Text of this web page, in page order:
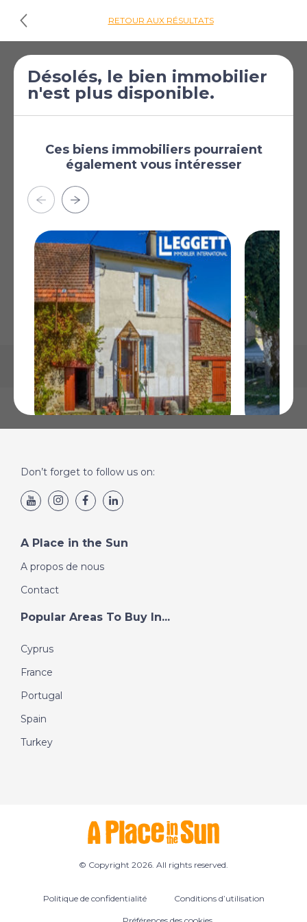
RETOUR AUX RÉSULTATS
Maison de 3
chambres à vendre
Saint-Dizier-Masbaraud,
Creuse, Limousin, France
€49 600
AFFICHER SUR LA CARTE
La carte peut ne pas indiquer l'emplacement exact
Désolés, le bien immobilier
n'est plus disponible.
Ces biens immobiliers pourraient
également vous intéresser
€39 600
Plus de Détails
Don’t forget to follow us on:
A Place in the Sun
A propos de nous
Contact
Popular Areas To Buy In...
Cyprus
France
Portugal
Spain
Turkey
© Copyright 2026. All rights reserved.
Politique de confidentialité Conditions d’utilisation